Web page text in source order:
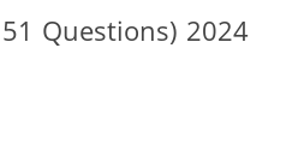
Questions) 2024